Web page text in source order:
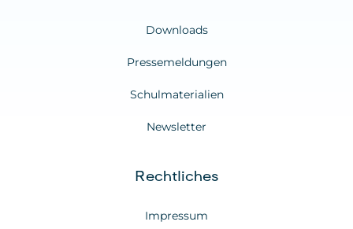
Downloads
Pressemeldungen
Schulmaterialien
Newsletter
Rechtliches
Impressum